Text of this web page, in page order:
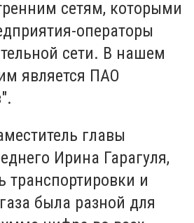
сетям, которыми
операторы
сети. В нашем
является ПАО
главы
Ирина Гарагуля,
транспортировки и
была разной для